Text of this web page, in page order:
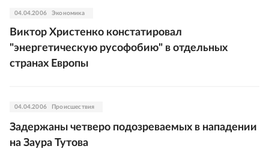
04.04.2006 Экономика
Виктор Христенко констатировал
"энергетическую русофобию" в отдельных
странах Европы
04.04.2006 Происшествия
Задержаны четверо подозреваемых в нападении
на Заура Тутова